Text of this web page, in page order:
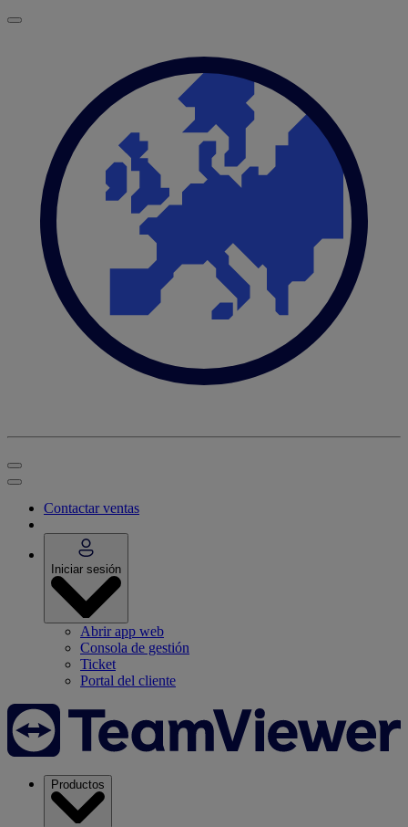
Contactar ventas
Iniciar sesión
Abrir app web
Consola de gestión
Ticket
Portal del cliente
Productos